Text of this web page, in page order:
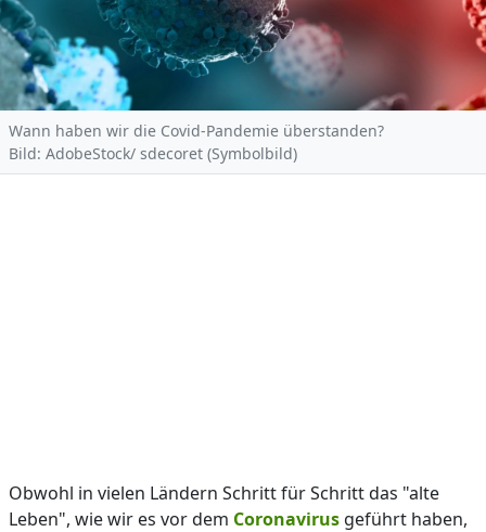
Wann haben wir die Covid-Pandemie überstanden?
Bild: AdobeStock/ sdecoret (Symbolbild)
Obwohl in vielen Ländern Schritt für Schritt das "alte
Leben", wie wir es vor dem Coronavirus geführt haben,